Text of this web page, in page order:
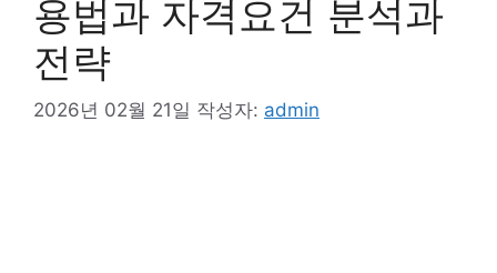
용법과 자격요건 분석과
전략
2026년 02월 21일 작성자: admin